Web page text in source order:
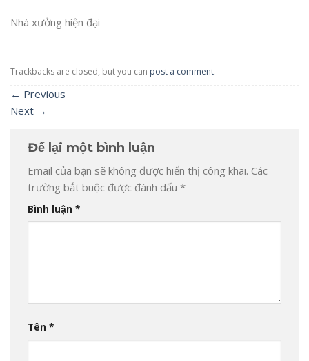
Nhà xưởng hiện đại
Trackbacks are closed, but you can post a comment.
← Previous
Next →
Để lại một bình luận
Email của bạn sẽ không được hiển thị công khai. Các
trường bắt buộc được đánh dấu *
Bình luận *
Tên *